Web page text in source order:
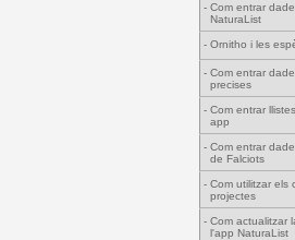
- Com entrar
NaturaList
- Ornitho i les
- Com entrar
precises
- Com entrar
app
- Com entrar
de Falciots
- Com utilitzar els
projectes
- Com actualitzar
l'app NaturaList